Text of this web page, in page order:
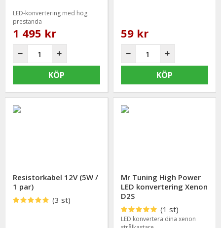
LED-konvertering med hög
prestanda
1 495 kr
KÖP
59 kr
KÖP
Resistorkabel 12V (5W /
1 par)
(3 st)
Mr Tuning High Power
LED konvertering Xenon
D2S
(1 st)
LED konvertera dina xenon